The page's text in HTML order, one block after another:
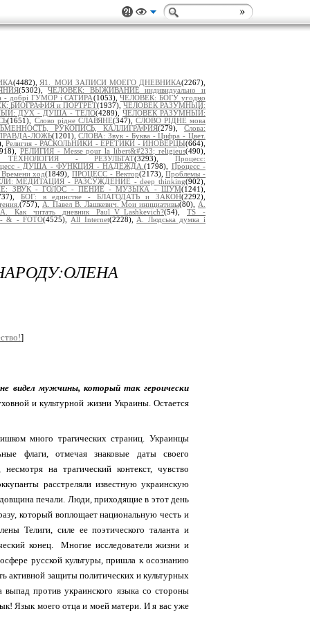
(4482), Я1._МОИ ЗАПИСИ МОЕГО ДНЕВНИКА(2267),
(5302),ЧЕЛОВЕК: ВЫЖИВАНИЕ индивидуально и
- добрі ГУМОР і САТИРА(1053),ЧЕЛОВЕК: БОГУ угодно
БИОГРАФИЯ и ПОРТРЕТ(1937), ЧЕЛОВЕК РАЗУМНЫЙ:
ДУХ - ДУША - ТЕЛО(4289),ЧЕЛОВЕК РАЗУМНЫЙ:
(1651), Слово рідне СЛАВЯНЕ(347), СЛОВО РІДНЕ мова
РУКОПИСЬ, КАЛЛИГРАФИЯ(279), Слова:
ЛОЖЬ(1201),СЛОВА: Звук - Буква - Цифра - Цвет.
Религия - РАСКОЛЬНИКИ - ЕРЕТИКИ - ИНОВЕРЦЫ(664),
РЕЛИГИЯ - Messe pour la libert&#233; religieus(490),
- РЕЗУЛЬТАТ(3293),Процесс:
- ДУША - ФУНКЦИЯ - НАДЕЖДА.(1798), Процесс -
ход(1849),ПРОЦЕСС - Вектор(2173),Проблемы -
МЕДИТАЦИЯ - РАЗСУЖДЕНИЕ - deep thinking(902),
ЗВУК - ГОЛОС - ПЕНИЕ - МУЗЫКА - ШУМ(1241),
БОГ: в единстве - БЛАГОДАТЬ и ЗАКОН(2292),
(757), А. Павел В. Лашкевич. Мои инициативы(80), А.
А. Как читать дневник Paul_V_Lashkevich?(54), TS -
& - FOTO(4525), All Internet(2228), A. Людська думка і
]
видел мужчины, который так героически
и культурной жизни Украины. Остается
много трагических страниц. Украинцы
флаги, отмечая знаковые даты своего
на трагический контекст, чувство
расстреляли известную украинскую
печали. Люди, приходящие в этот день
который воплощает национальную честь и
Телиги, силе ее поэтического таланта и
конец. Многие исследователи жизни и
русской культуры, пришла к осознанию
активной защиты политических и культурных
выпад против украинского языка со стороны
Язык моего отца и моей матери. И я вас уже